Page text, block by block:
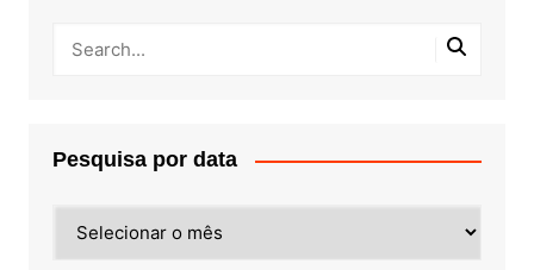
Pesquisa por data
por